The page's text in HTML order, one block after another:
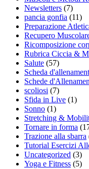
Newsletters (7)
pancia gonfia (11)
Preparazione
Recupero
Ricomposizione
Rubrica Ciccia &
Salute (57)
Scheda
Schede
scoliosi (7)
Sfida in Live (1)
Sonno (1)
Stretching &
Tornare in forma
Trazione alla sbarra
Tutorial Esercizi
Uncategorized (3)
Yoga e Fitness (5)